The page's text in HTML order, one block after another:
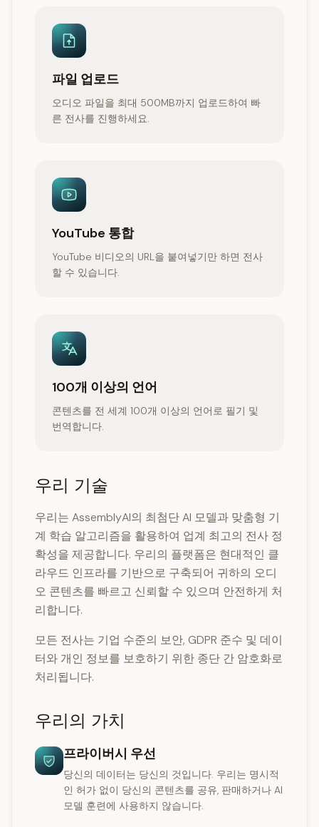
파일 업로드
오디오 파일을 최대 500MB까지 업로드하여 빠
른 전사를 진행하세요.
YouTube 통합
YouTube 비디오의 URL을 붙여넣기만 하면 전사
할 수 있습니다.
100개 이상의 언어
콘텐츠를 전 세계 100개 이상의 언어로 필기 및
번역합니다.
우리 기술
우리는 AssemblyAI의 최첨단 AI 모델과 맞춤형 기
계 학습 알고리즘을 활용하여 업계 최고의 전사 정
확성을 제공합니다. 우리의 플랫폼은 현대적인 클
라우드 인프라를 기반으로 구축되어 귀하의 오디
오 콘텐츠를 빠르고 신뢰할 수 있으며 안전하게 처
리합니다.
모든 전사는 기업 수준의 보안, GDPR 준수 및 데이
터와 개인 정보를 보호하기 위한 종단 간 암호화로
처리됩니다.
우리의 가치
프라이버시 우선
당신의 데이터는 당신의 것입니다. 우리는 명시적
인 허가 없이 당신의 콘텐츠를 공유, 판매하거나 AI
모델 훈련에 사용하지 않습니다.